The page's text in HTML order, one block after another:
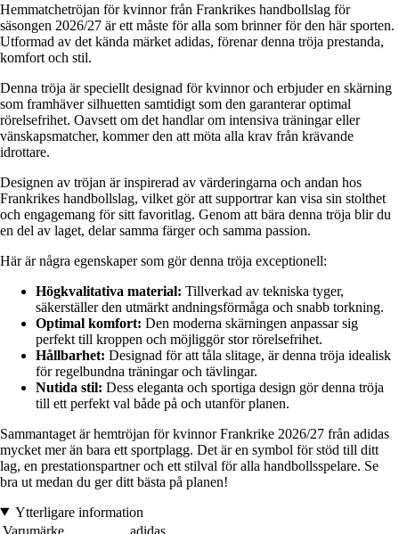
Hemmatchetröjan för kvinnor från Frankrikes handbollslag för
säsongen 2026/27 är ett måste för alla som brinner för den här sporten.
Utformad av det kända märket adidas, förenar denna tröja prestanda,
komfort och stil.
Denna tröja är speciellt designad för kvinnor och erbjuder en skärning
som framhäver silhuetten samtidigt som den garanterar optimal
rörelsefrihet. Oavsett om det handlar om intensiva träningar eller
vänskapsmatcher, kommer den att möta alla krav från krävande
idrottare.
Designen av tröjan är inspirerad av värderingarna och andan hos
Frankrikes handbollslag, vilket gör att supportrar kan visa sin stolthet
och engagemang för sitt favoritlag. Genom att bära denna tröja blir du
en del av laget, delar samma färger och samma passion.
Här är några egenskaper som gör denna tröja exceptionell:
Högkvalitativa material: Tillverkad av tekniska tyger,
säkerställer den utmärkt andningsförmåga och snabb torkning.
Optimal komfort: Den moderna skärningen anpassar sig
perfekt till kroppen och möjliggör stor rörelsefrihet.
Hållbarhet: Designad för att tåla slitage, är denna tröja idealisk
för regelbundna träningar och tävlingar.
Nutida stil: Dess eleganta och sportiga design gör denna tröja
till ett perfekt val både på och utanför planen.
Sammantaget är hemtröjan för kvinnor Frankrike 2026/27 från adidas
mycket mer än bara ett sportplagg. Det är en symbol för stöd till ditt
lag, en prestationspartner och ett stilval för alla handbollsspelare. Se
bra ut medan du ger ditt bästa på planen!
Ytterligare information
Varumärke
adidas